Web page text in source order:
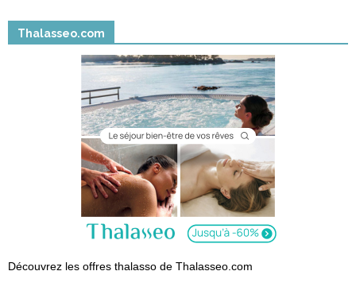
Thalasseo.com
Découvrez les offres thalasso de Thalasseo.com